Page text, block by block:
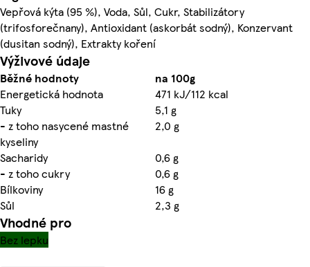
Vepřová kýta (95 %), Voda, Sůl, Cukr, Stabilizátory
(trifosforečnany), Antioxidant (askorbát sodný), Konzervant
(dusitan sodný), Extrakty koření
Výživové údaje
Běžné hodnoty
na 100g
Energetická hodnota
471 kJ/112 kcal
Tuky
5,1 g
- z toho nasycené mastné
kyseliny
2,0 g
Sacharidy
0,6 g
- z toho cukry
0,6 g
Bílkoviny
16 g
Sůl
2,3 g
Vhodné pro
Bez lepku